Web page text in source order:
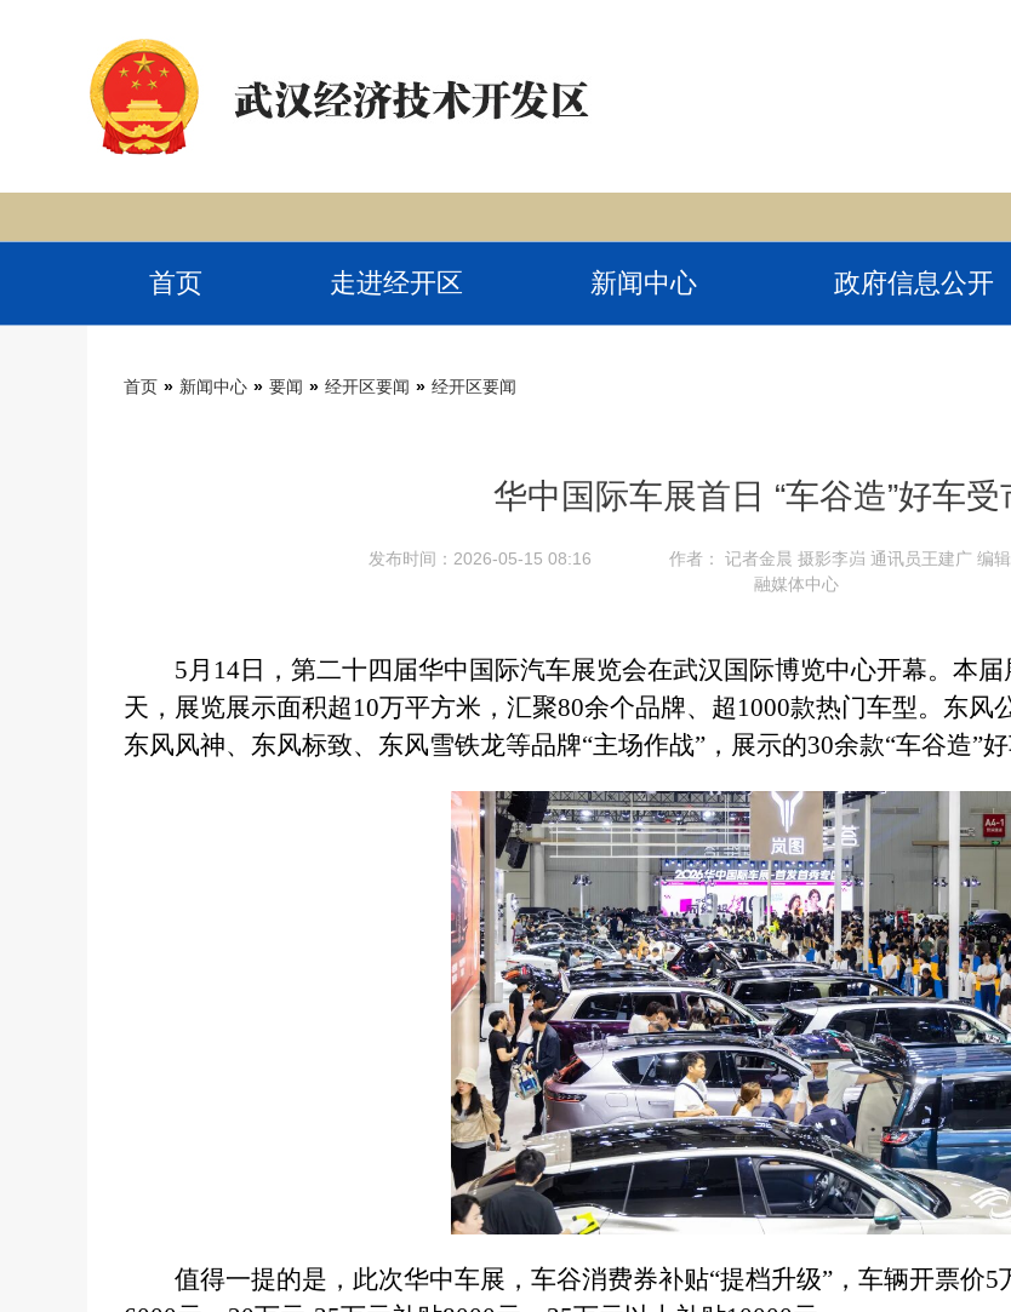
首页 走进经开区 新闻中心 政府信息公开
首页 » 新闻中心 » 要闻 » 经开区要闻 » 经开区要闻
华中国际车展首日 “车谷造”好车
发布时间：2026-05-15 08:16 作者： 记者金晨 摄影李岿 通讯员王建广 编
融媒体中心
5月14日，第二十四届华中国际汽车展览会在武汉国际博览中心开幕。本
天，展览展示面积超10万平方米，汇聚80余个品牌、超1000款热门车型。东风
东风风神、东风标致、东风雪铁龙等品牌“主场作战”，展示的30余款“车谷造”
值得一提的是，此次华中车展，车谷消费券补贴“提档升级” ，车辆开票价